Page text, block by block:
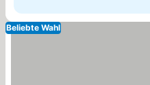
Beliebte Wahl